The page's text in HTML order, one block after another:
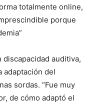
totalmente online,
porque
auditiva,
adaptación del
sordas. “Fue muy
de cómo adaptó el